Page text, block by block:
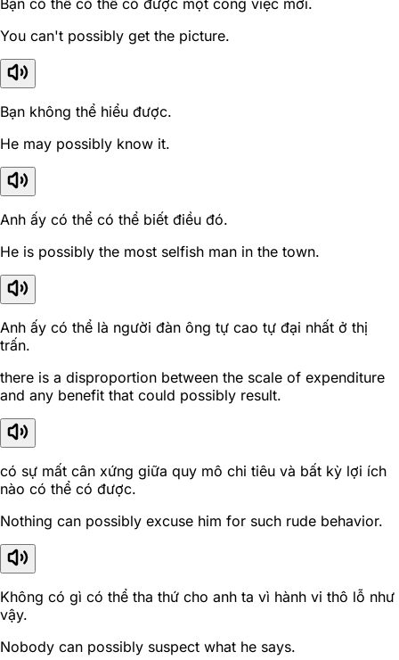
Bạn có thể có thể có được một công việc mới.
You can't possibly get the picture.
Bạn không thể hiểu được.
He may possibly know it.
Anh ấy có thể có thể biết điều đó.
He is possibly the most selfish man in the town.
Anh ấy có thể là người đàn ông tự cao tự đại nhất ở thị
trấn.
there is a disproportion between the scale of expenditure
and any benefit that could possibly result.
có sự mất cân xứng giữa quy mô chi tiêu và bất kỳ lợi ích
nào có thể có được.
Nothing can possibly excuse him for such rude behavior.
Không có gì có thể tha thứ cho anh ta vì hành vi thô lỗ như
vậy.
Nobody can possibly suspect what he says.